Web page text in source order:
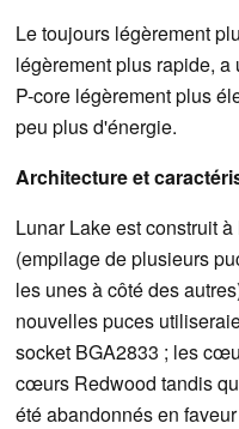
Le toujours légèrement
légèrement plus rapide,
P-core légèrement plus
peu plus d'énergie.
Architecture et
Lunar Lake est construit
(empilage de plusieurs
les unes à côté des
nouvelles puces
socket BGA2833 ; les
cœurs Redwood tandis
été abandonnés en